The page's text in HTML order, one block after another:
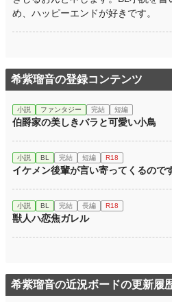
め、ハッピーエンドが好きです。
希紫瑠音の登録コンテンツ
小説 ファンタジー 完結 短編
伯爵家の美しきバラと可愛い小鳥
小説 BL 完結 短編 R18
イケメン後輩が言い寄ってくるので
小説 BL 完結 長編 R18
獣人ハ恋焦ガレル
希紫瑠音の近況ボードの更新履